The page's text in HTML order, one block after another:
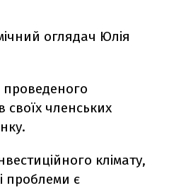
оглядач Юлія
проведеного
своїх членських
клімату,
проблеми є